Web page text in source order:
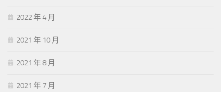
2022 年 4 月
2021 年 10 月
2021 年 8 月
2021 年 7 月